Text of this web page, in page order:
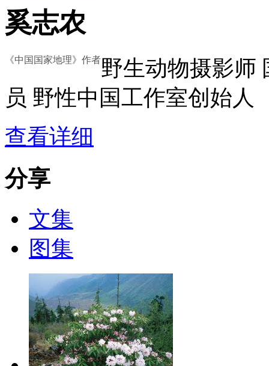
奚志农
《中国国家地理》作者野生动物摄影师
员 野性中国工作室创始人
查看详细
分享
文集
图集